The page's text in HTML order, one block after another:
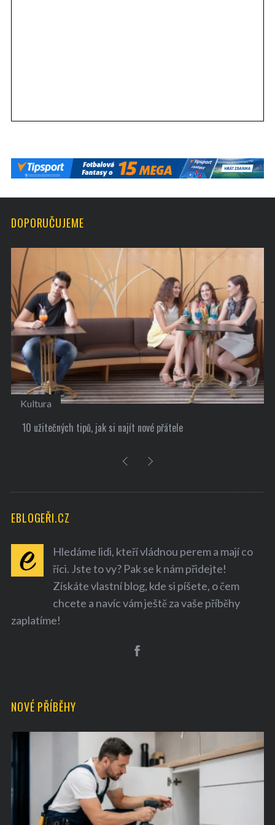
DOPORUČUJEME
Kultura
10 užitečných tipů, jak si najít nové přátele
EBLOGEŘI.CZ
Hledáme lidi, kteří vládnou perem a mají co
říci. Jste to vy? Pak se k nám přidejte!
Získáte vlastní blog, kde si píšete, o čem
chcete a navíc vám ještě za vaše příběhy
zaplatíme!
NOVÉ PŘÍBĚHY